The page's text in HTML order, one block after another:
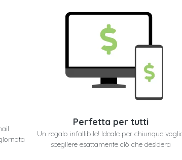
Perfetta per tutti
Un regalo infallibile! Ideale per chiunque
scegliere esattamente ciò che desidera